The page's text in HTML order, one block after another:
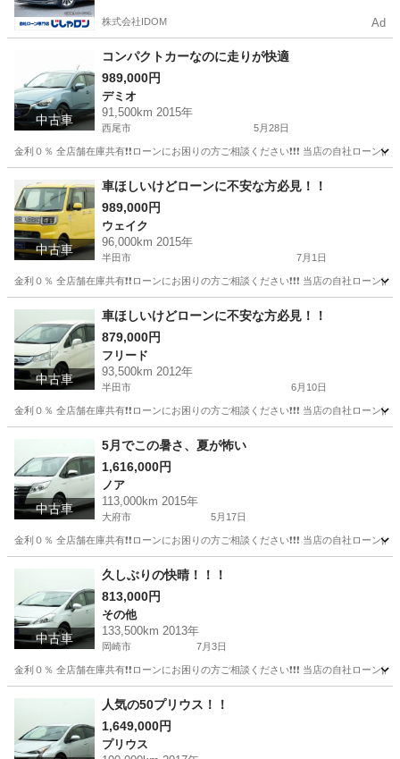
株式会社IDOM Ad
中古車
コンパクトカーなのに走りが快適
989,000円
デミオ
91,500km 2015年
西尾市 5月28日
金利０％ 全店舗在庫共有❗️❗️ローンにお困りの方ご相談ください❗️❗️❗️ 当店の自社ロ
デミオ コンパクトカー
中古車
車ほしいけどローンに不安な方必見！！
989,000円
ウェイク
96,000km 2015年
半田市 7月1日
金利０％ 全店舗在庫共有❗️❗️ローンにお困りの方ご相談ください❗️❗️❗️ 当店の自社ロ
愛知 半田市 ウェイク ローン
中古車
車ほしいけどローンに不安な方必見！！
879,000円
フリード
93,500km 2012年
半田市 6月10日
金利０％ 全店舗在庫共有❗️❗️ローンにお困りの方ご相談ください❗️❗️❗️ 当店の自社ロ
フリード ローン
中古車
5月でこの暑さ、夏が怖い
1,616,000円
ノア
113,000km 2015年
大府市 5月17日
金利０％ 全店舗在庫共有❗️❗️ローンにお困りの方ご相談ください❗️❗️❗️ 当店の自社ロ
ノア ローン
中古車
久しぶりの快晴！！！
813,000円
その他
133,500km 2013年
岡崎市 7月3日
金利０％ 全店舗在庫共有❗️❗️ローンにお困りの方ご相談ください❗️❗️❗️ 当店の自社ロ
その他
人気の50プリウス！！
1,649,000円
プリウス